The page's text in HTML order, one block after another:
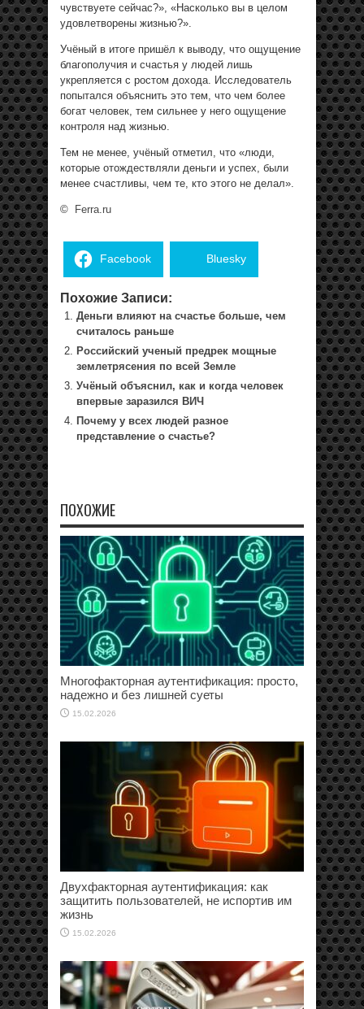
чувствуете сейчас?», «Насколько вы в целом
удовлетворены жизнью?».
Учёный в итоге пришёл к выводу, что ощущение
благополучия и счастья у людей лишь
укрепляется с ростом дохода. Исследователь
попытался объяснить это тем, что чем более
богат человек, тем сильнее у него ощущение
контроля над жизнью.
Тем не менее, учёный отметил, что «люди,
которые отождествляли деньги и успех, были
менее счастливы, чем те, кто этого не делал».
© Ferra.ru
Facebook Bluesky
Похожие Записи:
Деньги влияют на счастье больше, чем
считалось раньше
Российский ученый предрек мощные
землетрясения по всей Земле
Учёный объяснил, как и когда человек
впервые заразился ВИЧ
Почему у всех людей разное
представление о счастье?
ПОХОЖИЕ
Многофакторная аутентификация: просто,
надежно и без лишней суеты
15.02.2026
Двухфакторная аутентификация: как
защитить пользователей, не испортив им
жизнь
15.02.2026